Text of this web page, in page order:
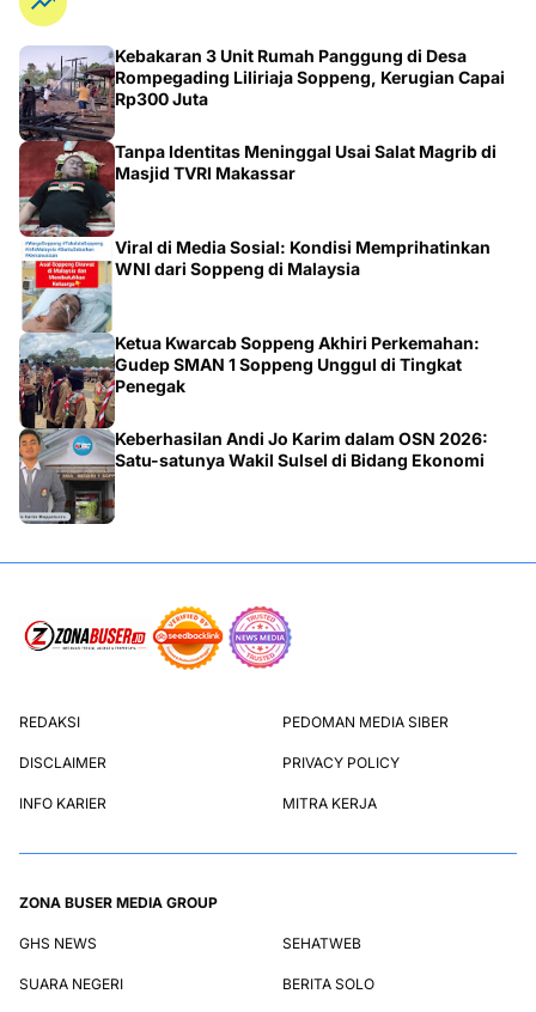
Kebakaran 3 Unit Rumah Panggung di Desa
Rompegading Liliriaja Soppeng, Kerugian Capai
Rp300 Juta
Tanpa Identitas Meninggal Usai Salat Magrib di
Masjid TVRI Makassar
Viral di Media Sosial: Kondisi Memprihatinkan
WNI dari Soppeng di Malaysia
Ketua Kwarcab Soppeng Akhiri Perkemahan:
Gudep SMAN 1 Soppeng Unggul di Tingkat
Penegak
Keberhasilan Andi Jo Karim dalam OSN 2026:
Satu-satunya Wakil Sulsel di Bidang Ekonomi
REDAKSI PEDOMAN MEDIA SIBER
DISCLAIMER PRIVACY POLICY
INFO KARIER MITRA KERJA
ZONA BUSER MEDIA GROUP
GHS NEWS SEHATWEB
SUARA NEGERI BERITA SOLO